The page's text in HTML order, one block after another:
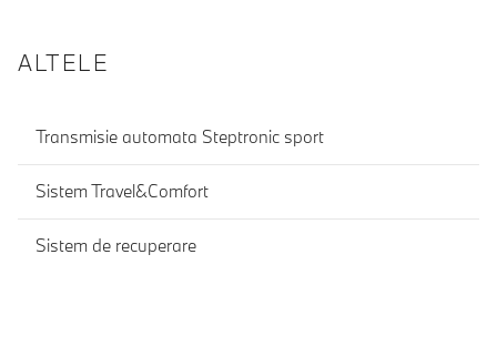
ALTELE
Transmisie automata Steptronic sport
Sistem Travel&Comfort
Sistem de recuperare